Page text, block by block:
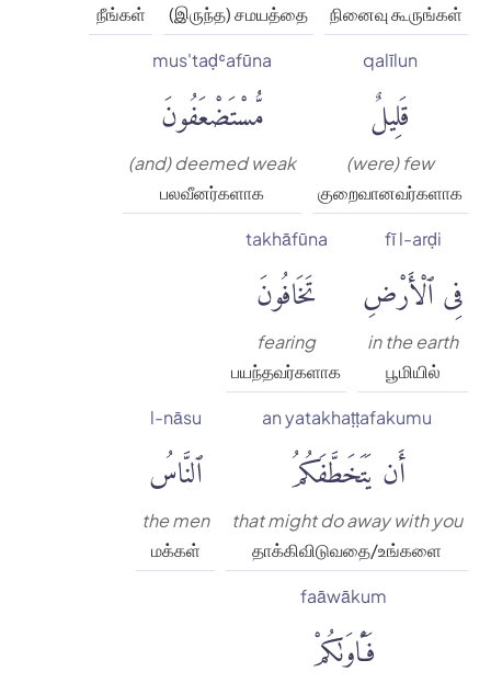
நினைவு கூருங்கள்
(இருந்த) சமயத்தை
நீங்கள்
qalīlun
قَلِيلٌ
(were) few
குறைவானவர்களாக
mus'taḍʿafūna
مُّسْتَضْعَفُونَ
(and) deemed weak
பலவீனர்களாக
fī l-arḍi
فِى ٱلْأَرْضِ
in the earth
பூமியில்
takhāfūna
تَخَافُونَ
fearing
பயந்தவர்களாக
an yatakhaṭṭafakumu
أَن يَتَخَطَّفَكُمُ
that might do away with you
தாக்கிவிடுவதை/உங்களை
l-nāsu
ٱلنَّاسُ
the men
மக்கள்
faāwākum
فَـَٔاوَىٰكُمْ